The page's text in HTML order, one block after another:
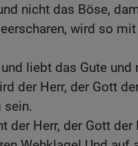
nicht das Böse,
wird so
liebt das Gute und
der Herr, der Gott
sein.
der Herr, der Gott der